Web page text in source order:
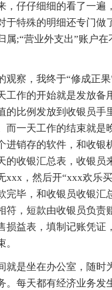
，仔仔细细的看了一遍
于特殊的明细还专门做
属;“营业外支出”账户在
观察，我终于“修成正
工作的开始就是发放备
的比例发放到收银员手
而一天工作的结束就是
进销存的软件，和收银
的收银汇总表，收银员
xxx，然后开“xxx欢乐
完毕，和收银员收银汇
符，短款由收银员负责
损益表，填制记账凭证
就是坐在办公室，随时
。每天都有经济业务发